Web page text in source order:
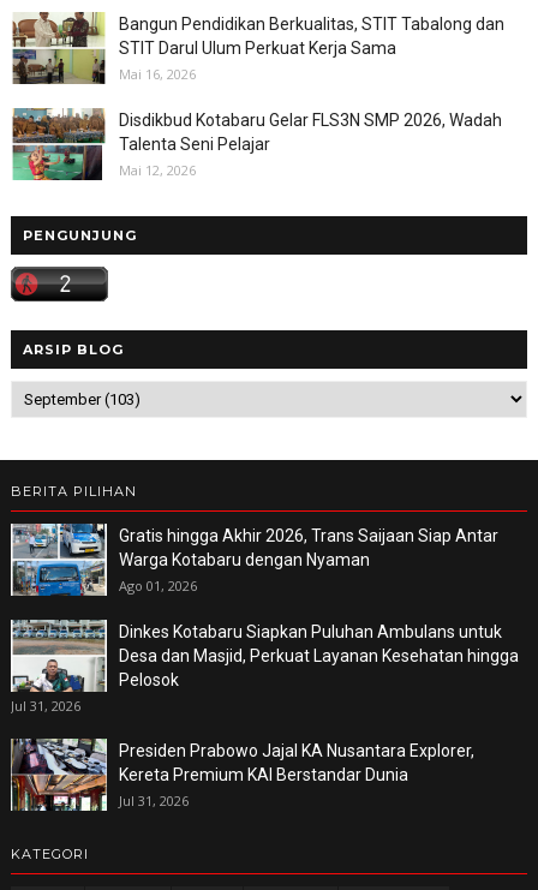
Bangun Pendidikan Berkualitas, STIT Tabalong dan
STIT Darul Ulum Perkuat Kerja Sama
Mai 16, 2026
Disdikbud Kotabaru Gelar FLS3N SMP 2026, Wadah
Talenta Seni Pelajar
Mai 12, 2026
PENGUNJUNG
ARSIP BLOG
BERITA PILIHAN
Gratis hingga Akhir 2026, Trans Saijaan Siap Antar
Warga Kotabaru dengan Nyaman
Ago 01, 2026
Dinkes Kotabaru Siapkan Puluhan Ambulans untuk
Desa dan Masjid, Perkuat Layanan Kesehatan hingga
Pelosok
Jul 31, 2026
Presiden Prabowo Jajal KA Nusantara Explorer,
Kereta Premium KAI Berstandar Dunia
Jul 31, 2026
KATEGORI